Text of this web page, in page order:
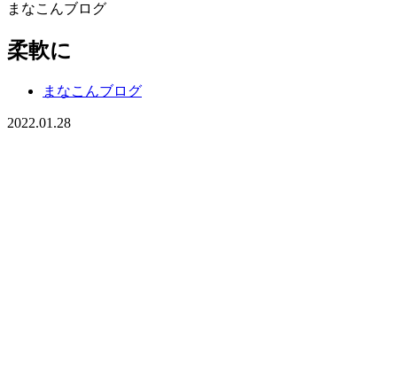
まなこんブログ
柔軟に
まなこんブログ
2022.01.28